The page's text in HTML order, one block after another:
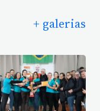
+ galerias